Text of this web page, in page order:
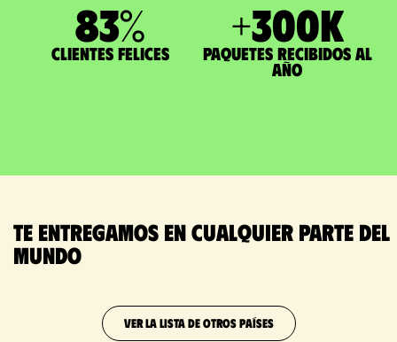
83%
Clientes felices
+300K
paquetes recibidos al
año
Te entregamos en cualquier parte del
mundo
VER LA LISTA DE OTROS PAÍSES